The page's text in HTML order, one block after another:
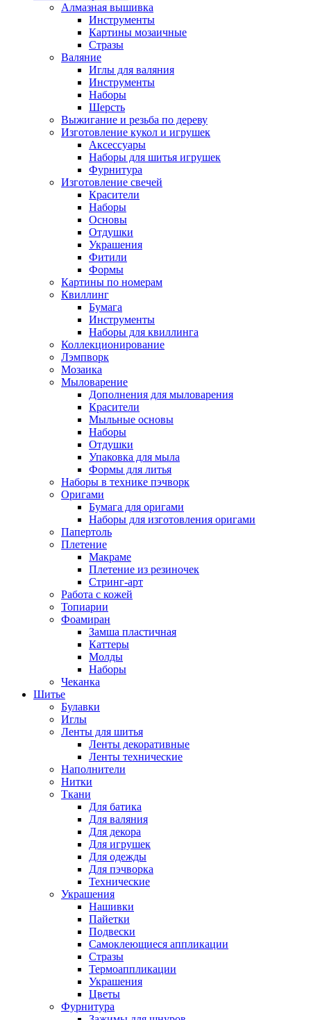
Алмазная вышивка
Инструменты
Картины мозаичные
Стразы
Валяние
Иглы для валяния
Инструменты
Наборы
Шерсть
Выжигание и резьба по дереву
Изготовление кукол и игрушек
Аксессуары
Наборы для шитья игрушек
Фурнитура
Изготовление свечей
Красители
Наборы
Основы
Отдушки
Украшения
Фитили
Формы
Картины по номерам
Квиллинг
Бумага
Инструменты
Наборы для квиллинга
Коллекционирование
Лэмпворк
Мозаика
Мыловарение
Дополнения для мыловарения
Красители
Мыльные основы
Наборы
Отдушки
Упаковка для мыла
Формы для литья
Наборы в технике пэчворк
Оригами
Бумага для оригами
Наборы для изготовления оригами
Папертоль
Плетение
Макраме
Плетение из резиночек
Стринг-арт
Работа с кожей
Топиарии
Фоамиран
Замша пластичная
Каттеры
Молды
Наборы
Чеканка
Шитье
Булавки
Иглы
Ленты для шитья
Ленты декоративные
Ленты технические
Наполнители
Нитки
Ткани
Для батика
Для валяния
Для декора
Для игрушек
Для одежды
Для пэчворка
Технические
Украшения
Нашивки
Пайетки
Подвески
Самоклеющиеся аппликации
Стразы
Термоаппликации
Украшения
Цветы
Фурнитура